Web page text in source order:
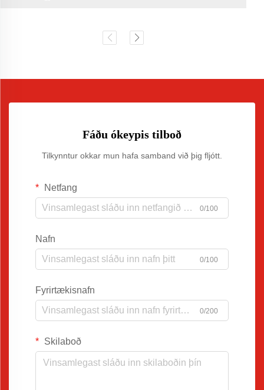
Fáðu ókeypis tilboð
Tilkynntur okkar mun hafa samband við þig fljótt.
Netfang
0/100
Nafn
0/100
Fyrirtækisnafn
0/200
Skilaboð